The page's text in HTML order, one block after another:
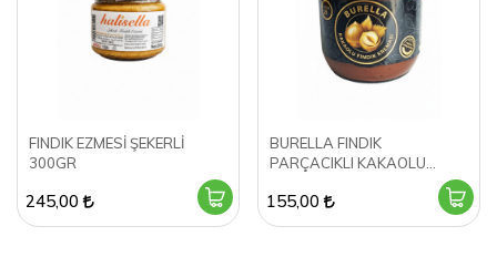
FINDIK EZMESİ ŞEKERLİ
300GR
245,00
BURELLA FINDIK
PARÇACIKLI KAKAOLU
155,00